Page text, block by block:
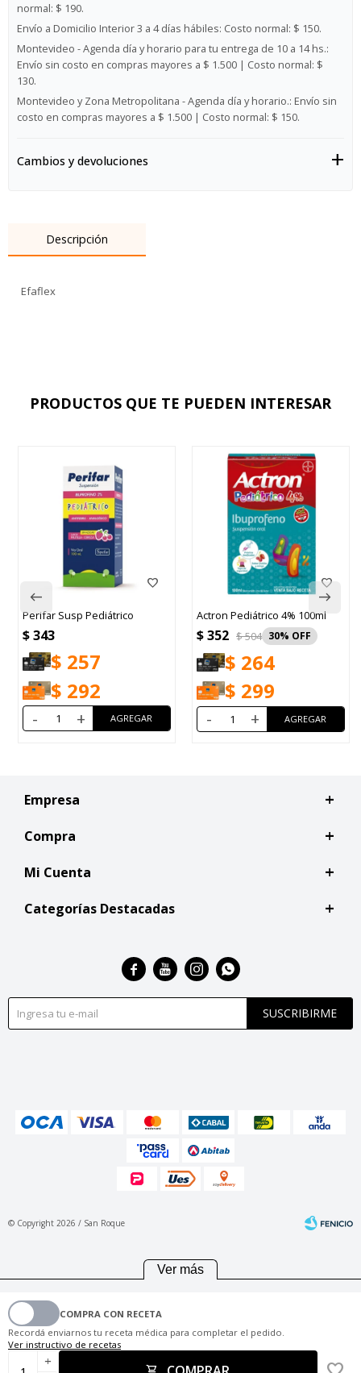
COMPRA CON RECETA
Recordá enviarnos tu receta médica para completar el pedido.
Ver instructivo de recetas
add
normal: $ 190.
Envío a Domicilio Interior 3 a 4 días hábiles: Costo normal: $ 150.
Montevideo - Agenda día y horario para tu entrega de 10 a 14 hs.:
Envío sin costo en compras mayores a $ 1.500 | Costo normal: $
130.
Montevideo y Zona Metropolitana - Agenda día y horario.: Envío sin
costo en compras mayores a $ 1.500 | Costo normal: $ 150.
Cambios y devoluciones
Descripción
Efaflex
PRODUCTOS QUE TE PUEDEN INTERESAR
Perifar Susp Pediátrico
$343
$ 257
$ 292
- +
Actron Pediátrico 4% 100ml
$352 $504 30
$ 264
$ 299
- +
Empresa
Compra
Mi Cuenta
Categorías Destacadas
SUSCRIBIRME
   
© Copyright 2026 / San Roque
Ver más